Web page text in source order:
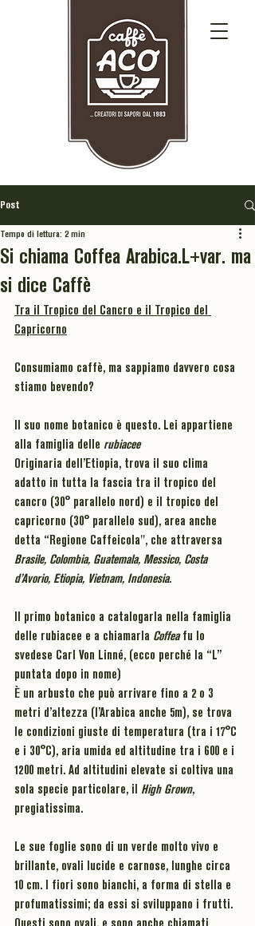
Post
Si chiama Coffea Arabica.L+var. ma
si dice Caffè
Tempo di lettura: 2 min
Tra il Tropico del Cancro e il Tropico del
Capricorno
Consumiamo caffè, ma sappiamo davvero cosa
stiamo bevendo?
Il suo nome botanico è questo. Lei appartiene
alla famiglia delle rubiacee
Originaria dell’Etiopia, trova il suo clima
adatto in tutta la fascia tra il tropico del
cancro (30° parallelo nord) e il tropico del
capricorno (30° parallelo sud), area anche
detta “ Regione Caffeicola", che attraversa
Brasile, Colombia, Guatemala, Messico, Costa
d’Avorio, Etiopia, Vietnam, Indonesia.
Il primo botanico a catalogarla nella famiglia
delle rubiacee e a chiamarla Coffea fu lo
svedese Carl Von Linné, (ecco perché la “L”
puntata dopo in nome)
È un arbusto che può arrivare fino a 2 o 3
metri d’altezza (l’Arabica anche 5m), se trova
le condizioni giuste di temperatura (tra i 17°C
e i 30°C), aria umida ed altitudine tra i 600 e i
1200 metri. Ad altitudini elevate si coltiva una
sola specie particolare, il High Grown,
pregiatissima.
Le sue foglie sono di un verde molto vivo e
brillante, ovali lucide e carnose, lunghe circa
10 cm. I fiori sono bianchi , a forma di stella e
profumatissimi ; da essi si sviluppano i frutti .